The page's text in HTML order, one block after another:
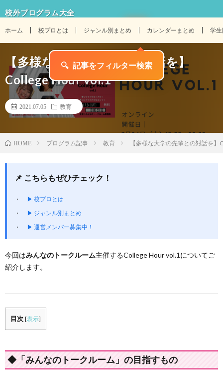
校外プログラム大全
ホーム 校プロとは ジャンル別まとめ カレンダーまとめ 学
【多様な大学の先輩との対話を】
College Hour vol.1
2021.07.05 教育
HOME プログラム記事 教育 【多様な大学の先輩との対話を
📌 こちらもぜひチェック！
▶ 校プロとは
▶ ジャンル別まとめ
▶ 運営メンバー募集中！
今回はみんなのトークルーム主催するCollege Hour vol.1についてご
紹介します。
目次 [表示]
◆「みんなのトークルーム」の目指すもの